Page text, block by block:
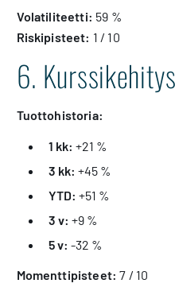
Volatiliteetti: 59 %
Riskipisteet: 1 / 10
6.
Tuottohistoria:
1 kk: +21 %
3 kk: +45 %
YTD: +51 %
3 v: +9 %
5 v: -32 %
Momenttipisteet:7 / 10